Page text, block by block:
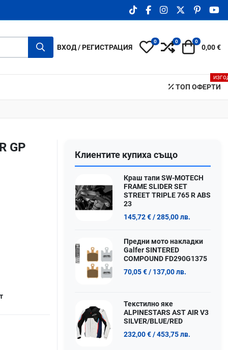
TIKTOK SOCIAL LINK
FACEBOOK SOCIAL
INSTAGRAM
X.COM
ВХОД / РЕГИСТРАЦИЯ My Wishlist
0 Compare
0 Количка
0
0,00 €
ТОП ОФЕРТИ
GP
Клиентите купиха също
Краш тапи SW-MOTECH
FRAME SLIDER SET
STREET TRIPLE 765 R ABS
23
145,72 €/ 285,00 лв.
Предни мото накладки
Galfer SINTERED
COMPOUND FD290G1375
70,05 €/ 137,00 лв.
Текстилно яке
ALPINESTARS AST AIR V3
SILVER/BLUE/RED
232,00 €/ 453,75 лв.